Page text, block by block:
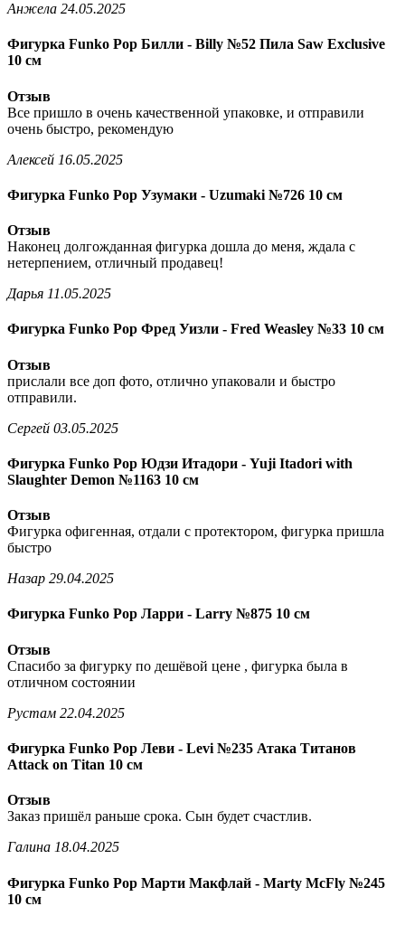
Анжела 24.05.2025
Фигурка Funko Pop Билли - Billy №52 Пила Saw Exclusive
10 см
Отзыв
Все пришло в очень качественной упаковке, и отправили
очень быстро, рекомендую
Алексей 16.05.2025
Фигурка Funko Pop Узумаки - Uzumaki №726 10 см
Отзыв
Наконец долгожданная фигурка дошла до меня, ждала с
нетерпением, отличный продавец!
Дарья 11.05.2025
Фигурка Funko Pop Фред Уизли - Fred Weasley №33 10 см
Отзыв
прислали все доп фото, отлично упаковали и быстро
отправили.
Сергей 03.05.2025
Фигурка Funko Pop Юдзи Итадори - Yuji Itadori with
Slaughter Demon №1163 10 см
Отзыв
Фигурка офигенная, отдали с протектором, фигурка пришла
быстро
Назар 29.04.2025
Фигурка Funko Pop Ларри - Larry №875 10 см
Отзыв
Спасибо за фигурку по дешёвой цене , фигурка была в
отличном состоянии
Рустам 22.04.2025
Фигурка Funko Pop Леви - Levi №235 Атака Титанов
Attack on Titan 10 см
Отзыв
Заказ пришёл раньше срока. Сын будет счастлив.
Галина 18.04.2025
Фигурка Funko Pop Марти Макфлай - Marty McFly №245
10 см